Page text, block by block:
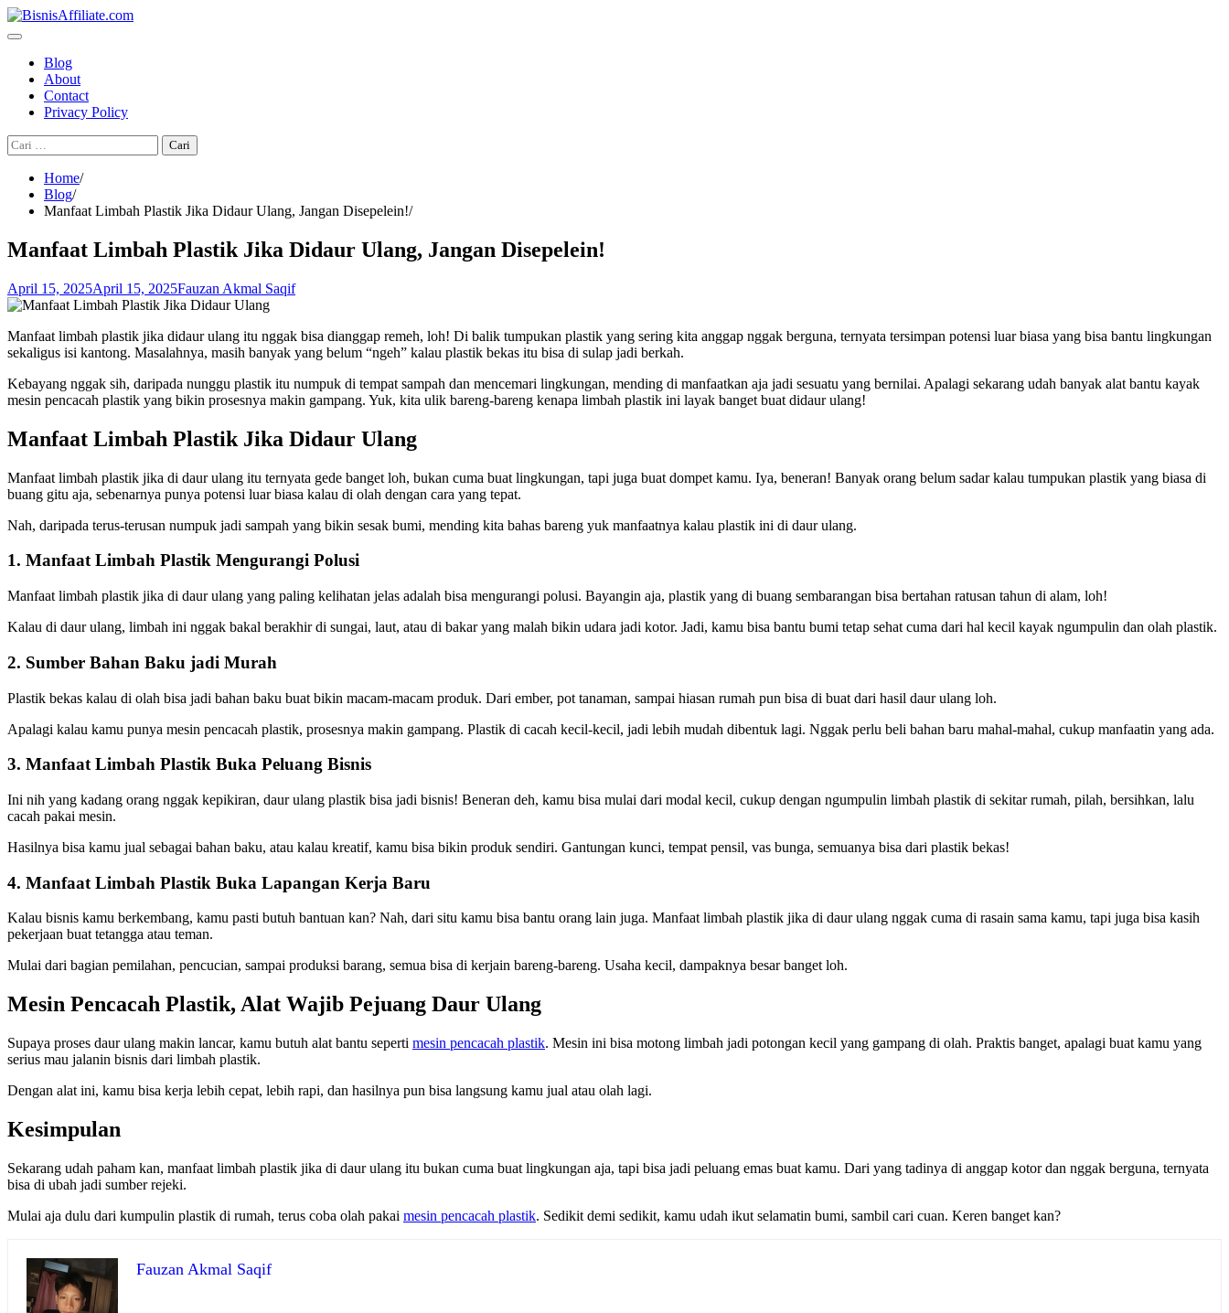
Skip
to
Blog
About
Contact
Privacy Policy
Cari
untuk:
Home
Blog
Manfaat Limbah Plastik Jika Didaur Ulang, Jangan Disepelein!
Manfaat Limbah Plastik Jika Didaur Ulang, Jangan Disepelein!
April 15, 2025April 15, 2025Fauzan Akmal Saqif
Manfaat limbah plastik jika didaur ulang itu nggak bisa dianggap remeh, loh! Di balik tumpukan plastik yang sering kita anggap nggak berguna, ternyata tersimpan potensi luar biasa yang bisa bantu lingkungan
sekaligus isi kantong. Masalahnya, masih banyak yang belum “ngeh” kalau plastik bekas itu bisa di sulap jadi berkah.
Kebayang nggak sih, daripada nunggu plastik itu numpuk di tempat sampah dan mencemari lingkungan, mending di manfaatkan aja jadi sesuatu yang bernilai. Apalagi sekarang udah banyak alat bantu kayak
mesin pencacah plastik yang bikin prosesnya makin gampang. Yuk, kita ulik bareng-bareng kenapa limbah plastik ini layak banget buat didaur ulang!
Manfaat Limbah Plastik Jika Didaur Ulang
Manfaat limbah plastik jika di daur ulang itu ternyata gede banget loh, bukan cuma buat lingkungan, tapi juga buat dompet kamu. Iya, beneran! Banyak orang belum sadar kalau tumpukan plastik yang biasa di
buang gitu aja, sebenarnya punya potensi luar biasa kalau di olah dengan cara yang tepat.
Nah, daripada terus-terusan numpuk jadi sampah yang bikin sesak bumi, mending kita bahas bareng yuk manfaatnya kalau plastik ini di daur ulang.
1. Manfaat Limbah Plastik Mengurangi Polusi
Manfaat limbah plastik jika di daur ulang yang paling kelihatan jelas adalah bisa mengurangi polusi. Bayangin aja, plastik yang di buang sembarangan bisa bertahan ratusan tahun di alam, loh!
Kalau di daur ulang, limbah ini nggak bakal berakhir di sungai, laut, atau di bakar yang malah bikin udara jadi kotor. Jadi, kamu bisa bantu bumi tetap sehat cuma dari hal kecil kayak ngumpulin dan olah plastik.
2. Sumber Bahan Baku jadi Murah
Plastik bekas kalau di olah bisa jadi bahan baku buat bikin macam-macam produk. Dari ember, pot tanaman, sampai hiasan rumah pun bisa di buat dari hasil daur ulang loh.
Apalagi kalau kamu punya mesin pencacah plastik, prosesnya makin gampang. Plastik di cacah kecil-kecil, jadi lebih mudah dibentuk lagi. Nggak perlu beli bahan baru mahal-mahal, cukup manfaatin yang ada.
3. Manfaat Limbah Plastik Buka Peluang Bisnis
Ini nih yang kadang orang nggak kepikiran, daur ulang plastik bisa jadi bisnis! Beneran deh, kamu bisa mulai dari modal kecil, cukup dengan ngumpulin limbah plastik di sekitar rumah, pilah, bersihkan, lalu
cacah pakai mesin.
Hasilnya bisa kamu jual sebagai bahan baku, atau kalau kreatif, kamu bisa bikin produk sendiri. Gantungan kunci, tempat pensil, vas bunga, semuanya bisa dari plastik bekas!
4. Manfaat Limbah Plastik Buka Lapangan Kerja Baru
Kalau bisnis kamu berkembang, kamu pasti butuh bantuan kan? Nah, dari situ kamu bisa bantu orang lain juga. Manfaat limbah plastik jika di daur ulang nggak cuma di rasain sama kamu, tapi juga bisa kasih
pekerjaan buat tetangga atau teman.
Mulai dari bagian pemilahan, pencucian, sampai produksi barang, semua bisa di kerjain bareng-bareng. Usaha kecil, dampaknya besar banget loh.
Mesin Pencacah Plastik, Alat Wajib Pejuang Daur Ulang
Supaya proses daur ulang makin lancar, kamu butuh alat bantu seperti mesin pencacah plastik. Mesin ini bisa motong limbah jadi potongan kecil yang gampang di olah. Praktis banget, apalagi buat kamu yang
serius mau jalanin bisnis dari limbah plastik.
Dengan alat ini, kamu bisa kerja lebih cepat, lebih rapi, dan hasilnya pun bisa langsung kamu jual atau olah lagi.
Kesimpulan
Sekarang udah paham kan, manfaat limbah plastik jika di daur ulang itu bukan cuma buat lingkungan aja, tapi bisa jadi peluang emas buat kamu. Dari yang tadinya di anggap kotor dan nggak berguna, ternyata
bisa di ubah jadi sumber rejeki.
Mulai aja dulu dari kumpulin plastik di rumah, terus coba olah pakai mesin pencacah plastik. Sedikit demi sedikit, kamu udah ikut selamatin bumi, sambil cari cuan. Keren banget kan?
Fauzan Akmal Saqif